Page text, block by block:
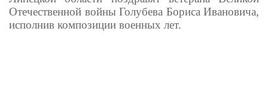
Отечественной войны Голубева Бориса Ивановича,
исполнив композиции военных лет.